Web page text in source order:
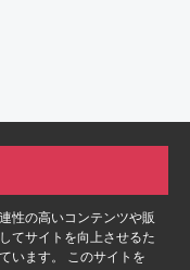
性の高いコンテンツや販
てサイトを向上させるた
います。 このサイトを